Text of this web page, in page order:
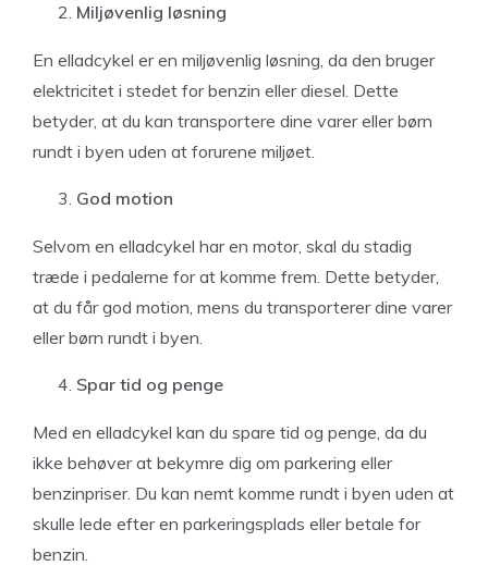
Miljøvenlig løsning
En elladcykel er en miljøvenlig løsning, da den bruger
elektricitet i stedet for benzin eller diesel. Dette
betyder, at du kan transportere dine varer eller børn
rundt i byen uden at forurene miljøet.
God motion
Selvom en elladcykel har en motor, skal du stadig
træde i pedalerne for at komme frem. Dette betyder,
at du får god motion, mens du transporterer dine varer
eller børn rundt i byen.
Spar tid og penge
Med en elladcykel kan du spare tid og penge, da du
ikke behøver at bekymre dig om parkering eller
benzinpriser. Du kan nemt komme rundt i byen uden at
skulle lede efter en parkeringsplads eller betale for
benzin.